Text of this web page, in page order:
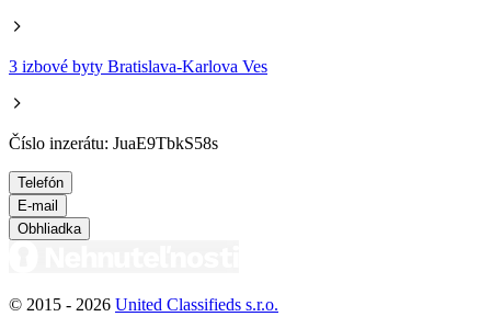
3 izbové byty Bratislava-Karlova Ves
Číslo inzerátu: JuaE9TbkS58s
Telefón
E-mail
Obhliadka
© 2015 - 2026 United Classifieds s.r.o.